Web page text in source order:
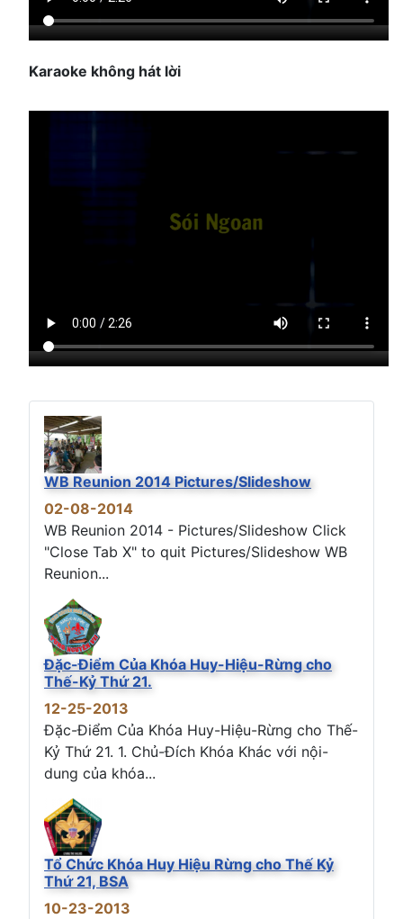
Karaoke không hát lời
WB Reunion 2014 Pictures/Slideshow
02-08-2014
WB Reunion 2014 - Pictures/Slideshow Click
"Close Tab X" to quit Pictures/Slideshow WB
Reunion...
Đặc-Điểm Của Khóa Huy-Hiệu-Rừng cho
Thế-Kỷ Thứ 21.
12-25-2013
Đặc-Điểm Của Khóa Huy-Hiệu-Rừng cho Thế-
Kỷ Thứ 21. 1. Chủ-Đích Khóa Khác với nội-
dung của khóa...
Tổ Chức Khóa Huy Hiệu Rừng cho Thế Kỷ
Thứ 21, BSA
10-23-2013